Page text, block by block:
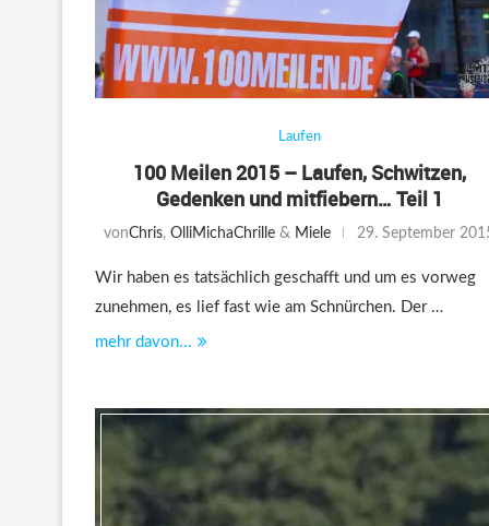
Laufen
100 Meilen 2015 – Laufen, Schwitzen,
Gedenken und mitfiebern… Teil 1
vonChris,OlliMichaChrille & Miele 29. September
Wir haben es tatsächlich geschafft und um es vorweg
zunehmen, es lief fast wie am Schnürchen. Der …
mehr davon...